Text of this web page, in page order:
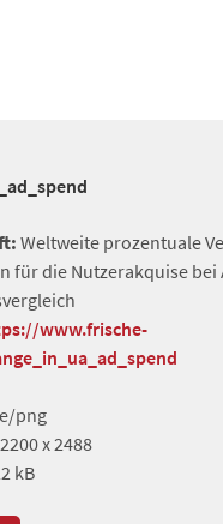
SOCIAL MEDIA
POSITIONIERUNG
REFERENZEN
TEAM
STANDORT & KONTAKT
PRESSESERVICE
BLOG
KONTAKT
Weltweite prozentuale
für die Nutzerakquise
www.frische-
png
2200 x 2488
kB